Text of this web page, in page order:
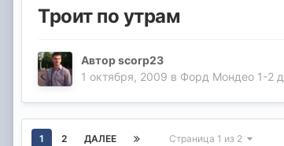
Троит по утрам
Авторscorp23
1 октября, 2009 в Форд Мондео 1-2
1 2 ДАЛЕЕ Страница 1 из 2